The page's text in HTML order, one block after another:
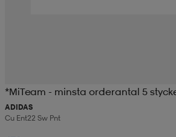
*MiTeam - minsta orderantal 5
ADIDAS
Cu Ent22 Sw Pnt